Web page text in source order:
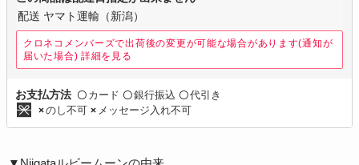
配送 ヤマト運輸（新潟）
クロネコメンバーズで出荷後の変更が可能な場合があります(通知が
届いた場合) 詳細を見る
お支払方法 〇 カード 〇銀行振込 〇代引き
×のし不可 × メッセージ入れ不可